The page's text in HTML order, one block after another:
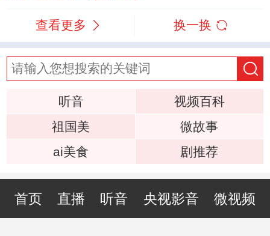
查看更多 换一换
听音
视频百科
祖国美
微故事
ai美食
剧推荐
首页 直播 听音 央视影音 微视频